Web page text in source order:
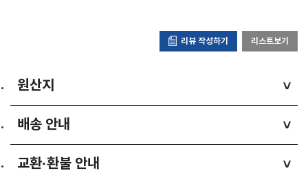
리뷰 작성하기 리스트보기
원산지 >
배송 안내 >
교환·환불 안내 >